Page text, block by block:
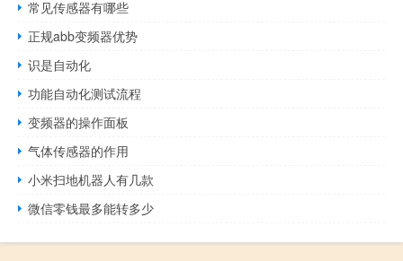
常见传感器有哪些
正规abb变频器优势
识是自动化
功能自动化测试流程
变频器的操作面板
气体传感器的作用
小米扫地机器人有几款
微信零钱最多能转多少